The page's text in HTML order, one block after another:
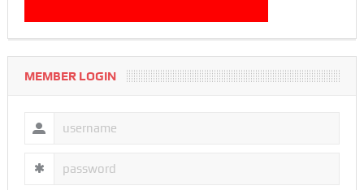
MEMBER LOGIN